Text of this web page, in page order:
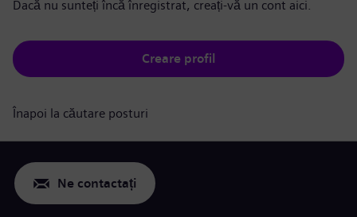
Dacă nu sunteți încă înregistrat, creați-vă un cont aici.
Creare profil
Înapoi la căutare posturi
Ne contactați